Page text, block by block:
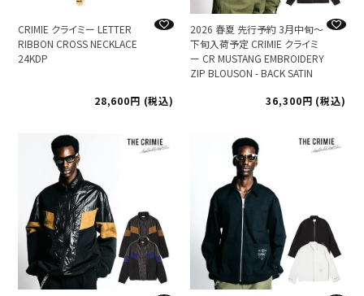
CRIMIE クライミー LETTER
RIBBON CROSS NECKLACE
24KDP
28,600 税込
2026 春夏 先行予約 3月中旬～
下旬入荷予定 CRIMIE クライミ
ー CR MUSTANG EMBROIDERY
ZIP BLOUSON - BACK SATIN
36,300
税込